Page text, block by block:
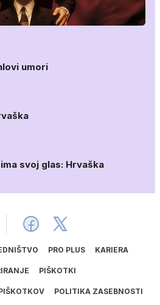
umori
svoj glas: Hrvaška
PRO PLUS KARIERA
PIŠKOTKI
POLITIKA ZASEBNOSTI